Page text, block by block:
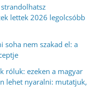
lettek 2026 legolcsóbb
soha nem szakad el: a
róluk: ezeken a magyar
lehet nyaralni: mutatjuk,